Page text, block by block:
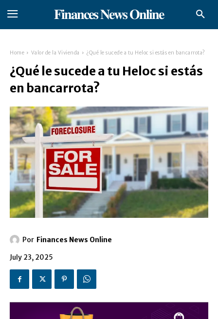
𝐅𝐢𝐧𝐚𝐧𝐜𝐞𝐬 𝐍𝐞𝐰𝐬 𝐎𝐧𝐥𝐢𝐧𝐞
Home Valor de la Vivienda ¿Qué le sucede a tu Heloc si estás en bancarrota?
¿Qué le sucede a tu Heloc si estás
en bancarrota?
Por Finances News Online
July 23, 2025